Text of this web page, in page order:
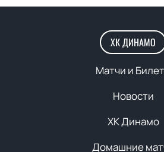
ХК ДИНАМО
Матчи и
Новости
ХК Динамо
Домашние